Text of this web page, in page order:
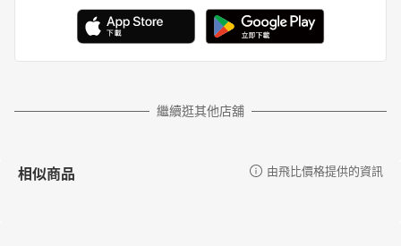
繼續逛其他店舖
相似商品 由飛比價格提供的資訊